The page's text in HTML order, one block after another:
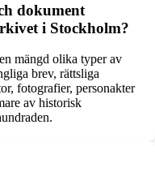
dokument
i Stockholm?
mängd olika typer av
brev, rättsliga
fotografier, personakter
av historisk